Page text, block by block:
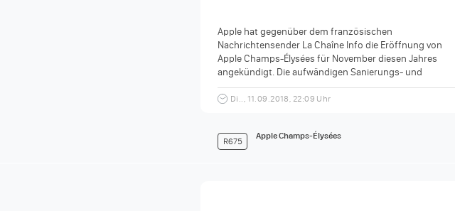
Apple hat gegenüber dem französischen
Nachrichtensender La Chaîne Info die Eröffnung von
Apple Champs-Élysées für November diesen Jahres
angekündigt. Die aufwändigen Sanierungs- und
Umbauarbeiten am historischen Gebäude in der
114 Avenue des Champs-Élysées,...
Di.., 11.09.2018, 22:09 Uhr
R675
Apple Champs-Élysées